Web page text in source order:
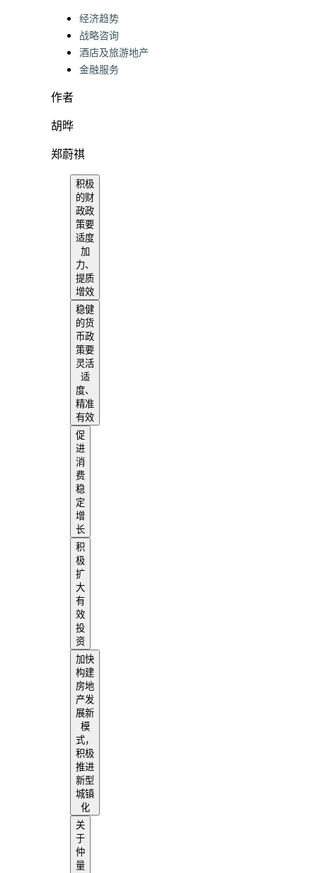
Categories:
经济趋势
战略咨询
酒店及旅游地产
金融服务
作者
胡晔
郑蔚祺
积极
的财
政政
策要
适度
加
力、
提质
增效
稳健
的货
币政
策要
灵活
适
度、
精准
有效
促
进
消
费
稳
定
增
长
积
极
扩
大
有
效
投
资
加快
构建
房地
产发
展新
模
式，
积极
推进
新型
城镇
化
关
于
仲
量